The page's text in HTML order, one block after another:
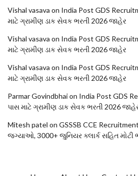
Vishal vasava on India Post GDS
માટે ગ્રામીણ ડાક સેવક ભરતી 2026 જાહેર
Vishal vasava on India Post GDS
માટે ગ્રામીણ ડાક સેવક ભરતી 2026 જાહેર
Vishal vasava on India Post GDS
માટે ગ્રામીણ ડાક સેવક ભરતી 2026 જાહેર
Parmar Govindbhaion India Post GDS
પાસ માટે ગ્રામીણ ડાક સેવક ભરતી 2026
Mitesh patel on GSSSB CCE
જગ્યાઓ, 3000+ જુનિયર ક્લાર્ક સહિત મોટી